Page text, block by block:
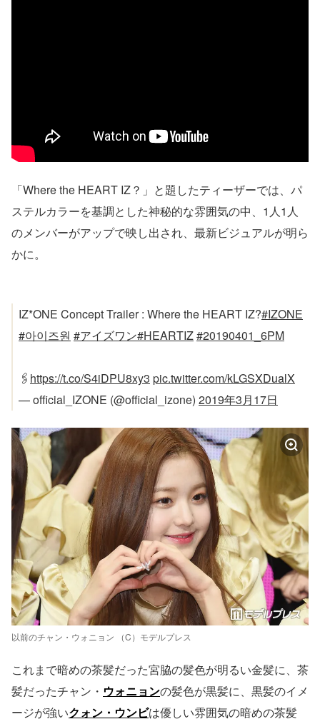
「Where the HEART IZ？」と題したティーザーでは、パ
ステルカラーを基調とした神秘的な雰囲気の中、1人1人
のメンバーがアップで映し出され、最新ビジュアルが明ら
かに。
IZ*ONE Concept Trailer : Where the HEART IZ?#IZONE
#아이즈원 #アイズワン#HEARTIZ#20190401_6PM
🖇 https://t.co/S4iDPU8xy3 pic.twitter.com/kLGSXDualX
— official_IZONE (@official_izone) 2019年3月17日
以前のチャン・ウォニョン （C）モデルプレス
これまで暗めの茶髪だった宮脇の髪色が明るい金髪に、茶
髪だったチャン・ ウォニョンの髪色が黒髪に、黒髪のイメ
ージが強いクォン・ウンビは優しい雰囲気の暗めの茶髪